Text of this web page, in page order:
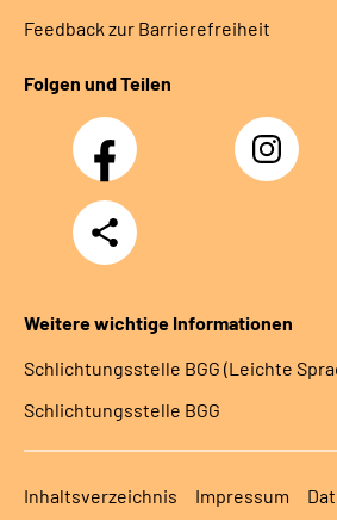
Feedback zur Barrierefreiheit
Folgen und Teilen
Facebook Instagram
Teilen
Weitere wichtige Informationen
Schlich­tungs­stel­le BGG (Leichte
Schlich­tungs­stel­le BGG
Inhaltsverzeichnis Impressum